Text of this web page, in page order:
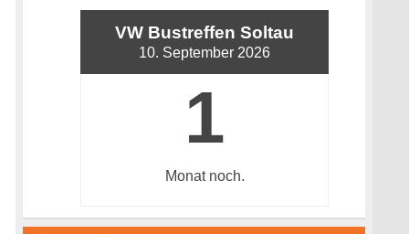
VW Bustreffen Soltau
10. September 2026
1
Monatnoch.